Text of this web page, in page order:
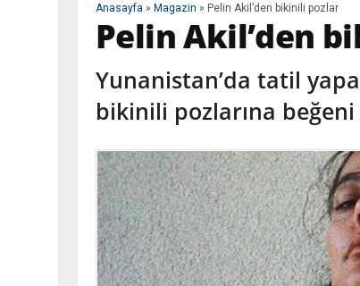
Anasayfa » Magazin » Pelin Akil’den bikinili pozlar
Pelin Akil’den
Yunanistan’da tatil
bikinili pozlarına beğeni